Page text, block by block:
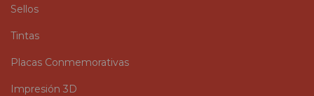
Sellos
Tintas
Placas Conmemorativas
Impresión 3D